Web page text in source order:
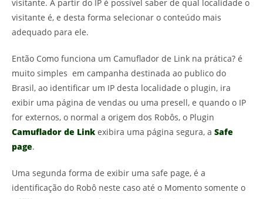
visitante. A partir do IP é possível saber de qual localidade o
visitante é, e desta forma selecionar o conteúdo mais
adequado para ele.
Então Como funciona um Camuflador de Link na prática? é
muito simples em campanha destinada ao publico do
Brasil, ao identificar um IP desta localidade o plugin, ira
exibir uma página de vendas ou uma presell, e quando o IP
for externos, o normal a origem dos Robôs, o Plugin
Camuflador de Link exibira uma página segura, a Safe
page.
Uma segunda forma de exibir uma safe page, é a
identificação do Robô neste caso até o Momento somente o